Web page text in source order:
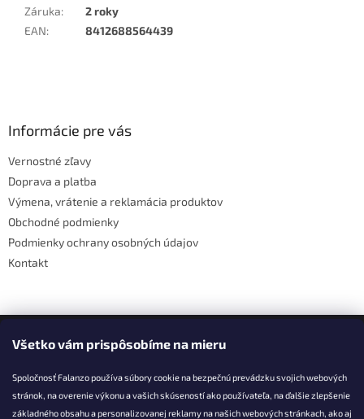
Všetko vám prispôsobíme na mieru
Spoločnosť Falanzo používa súbory cookie na bezpečnú prevádzku svojich webových
stránok, na overenie výkonu a vašich skúseností ako používateľa, na ďalšie zlepšenie
základného obsahu a personalizovanej reklamy na našich webových stránkach, ako aj
Záruka:
2 roky
EAN: 8412688564439
Informácie pre vás
Vernostné zľavy
Doprava a platba
Výmena, vrátenie a reklamácia produktov
Obchodné podmienky
Podmienky ochrany osobných údajov
Kontakt
Facebook